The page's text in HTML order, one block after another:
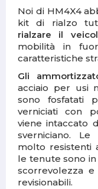
Noi di HM4X4
kit di rialzo
rialzare il
mobilità in
caratteristiche
Gli
acciaio per usi
sono fosfatati
verniciati con
viene intaccato
sverniciano. Le
molto resistenti
le tenute sono
scorrevolezza e
revisionabili.